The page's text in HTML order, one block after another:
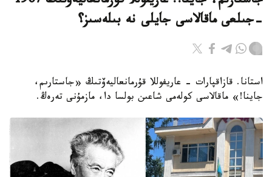
-جىلعى ماقالاسى جايلى نە بىلەسىز؟
استانا. قازاقپارات - عاريفوللا قۇرمانعاليەۆتىڭ «جاستارىم،
جاينا!» ماقالاسى كولەمى شاعىن بولسا دا، مازمۇنى تەرەڭ.